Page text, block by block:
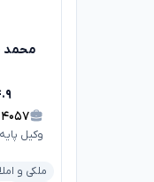
محمد
۴۰۵۷
وکیل
ملکی و